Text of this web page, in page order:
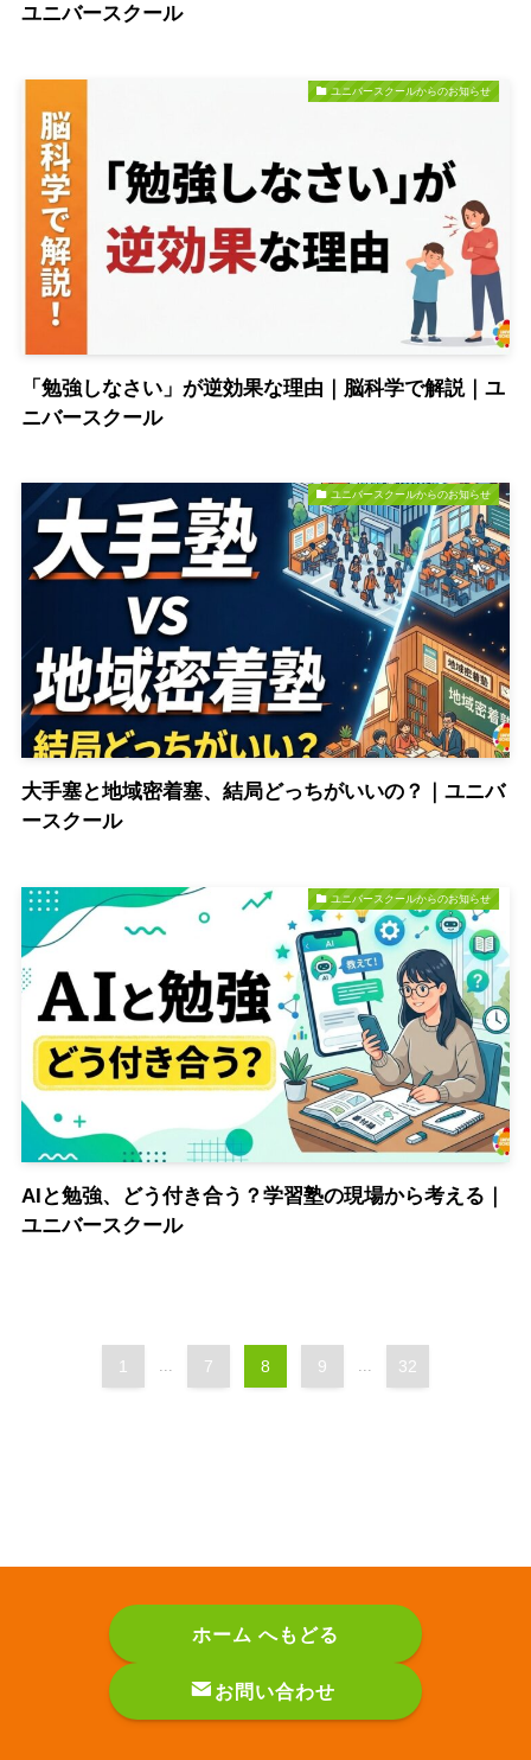
ユニバースクール
ユニバースクールからのお知らせ
「勉強しなさい」が逆効果な理由｜脳科学で解説｜ユ
ニバースクール
ユニバースクールからのお知らせ
大手塞と地域密着塞、結局どっちがいいの？｜ユニバ
ースクール
ユニバースクールからのお知らせ
AIと勉強、どう付き合う？学習塾の現場から考える｜
ユニバースクール
1 ... 7 8 9 ... 32
ホーム へもどる
お問い合わせ